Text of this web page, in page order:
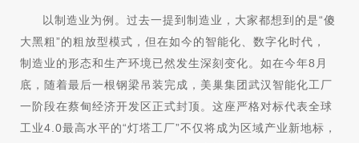
以制造业为例。过去一提到制造业，大家都想到的是“傻
大黑粗”的粗放型模式，但在如今的智能化、数字化时代，
制造业的形态和生产环境已然发生深刻变化。如在今年8月
底，随着最后一根钢梁吊装完成，美巢集团武汉智能化工厂
一阶段在蔡甸经济开发区正式封顶。这座严格对标代表全球
工业4.0最高水平的“灯塔工厂”不仅将成为区域产业新地标，